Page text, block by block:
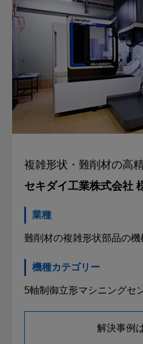
複雑形状・難削材の高
セキダイ工業株式会社
業種
難削材の複雑形状部品の機
機種カテゴリー
5軸制御立形マシニングセ
解決事例